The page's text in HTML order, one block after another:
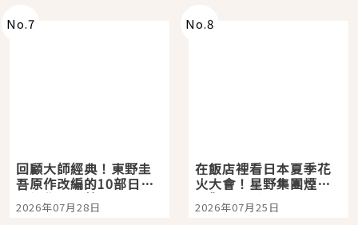
No.7
回顧大師經典！東野圭
吾原作改編的10部日本
影視作品推薦
2026年07月28日
No.8
在飯店裡看日本夏季花
火大會！星野集團煙火
景觀飯店6選，讓你不用
人擠人悠閒欣賞
2026年07月25日